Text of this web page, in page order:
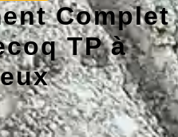
Complet
TP à